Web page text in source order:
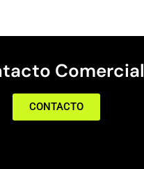
Comercial
CONTACTO